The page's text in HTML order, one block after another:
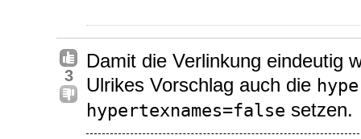
3
Damit die Verlinkung eindeutig
Ulrikes Vorschlag auch die
hypertexnames=false setzen.